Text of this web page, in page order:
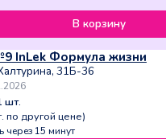
В корзину
InLek Формула жизни
31Б-36
шт.
по другой цене)
15 минут